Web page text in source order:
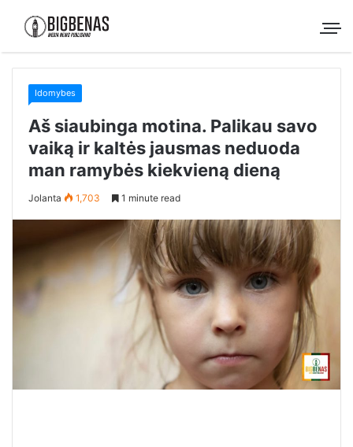
Idomybes
Aš siaubinga motina. Palikau savo
vaiką ir kaltės jausmas neduoda
man ramybės kiekvieną dieną
Jolanta 1,703 1 minute read